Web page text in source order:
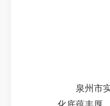
泉州市实